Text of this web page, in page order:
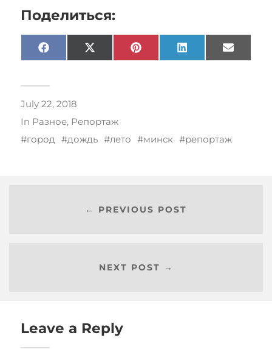
Поделиться:
Facebook X
(Twitter)
Pinterest LinkedIn Email
July 22, 2018
In Разное, Репортаж
город
дождь лето минск репортаж
← PREVIOUS POST
NEXT POST →
Leave a Reply